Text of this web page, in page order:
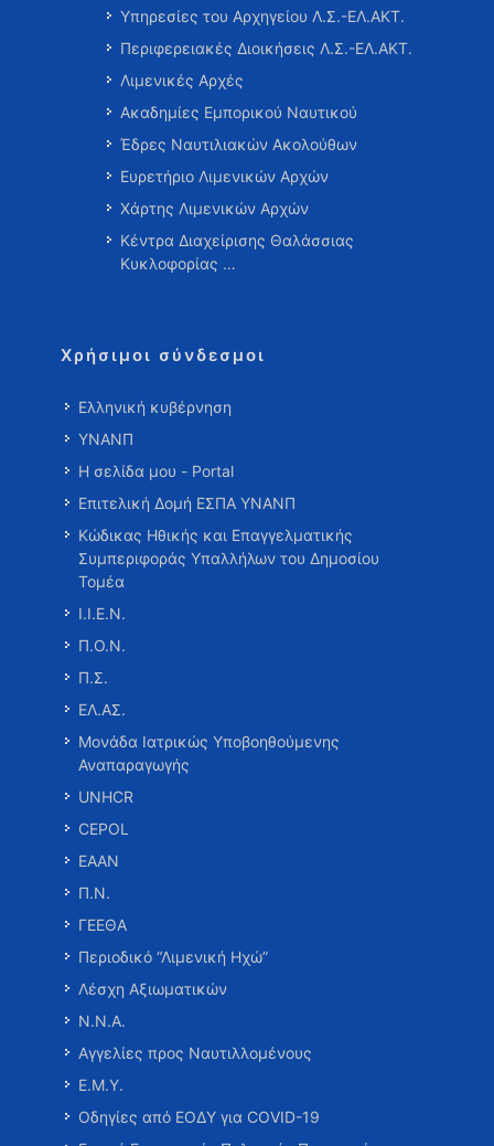
Υπηρεσίες του Αρχηγείου Λ.Σ.-ΕΛ.ΑΚΤ.
Περιφερειακές Διοικήσεις Λ.Σ.-ΕΛ.ΑΚΤ.
Λιμενικές Αρχές
Ακαδημίες Εμπορικού Ναυτικού
Έδρες Ναυτιλιακών Ακολούθων
Ευρετήριο Λιμενικών Αρχών
Χάρτης Λιμενικών Αρχών
Κέντρα Διαχείρισης Θαλάσσιας
Κυκλοφορίας …
Χρήσιμοι σύνδεσμοι
Ελληνική κυβέρνηση
ΥΝΑΝΠ
Η σελίδα μου - Portal
Επιτελική Δομή ΕΣΠΑ ΥΝΑΝΠ
Κώδικας Ηθικής και Επαγγελματικής
Συμπεριφοράς Υπαλλήλων του Δημοσίου
Τομέα
Ι.Ι.Ε.Ν.
Π.Ο.Ν.
Π.Σ.
ΕΛ.ΑΣ.
Μονάδα Ιατρικώς Υποβοηθούμενης
Αναπαραγωγής
UNHCR
CEPOL
ΕΑΑΝ
Π.Ν.
ΓΕΕΘΑ
Περιοδικό “Λιμενική Ηχώ”
Λέσχη Αξιωματικών
Ν.Ν.Α.
Αγγελίες προς Ναυτιλλομένους
Ε.Μ.Υ.
Οδηγίες από ΕΟΔΥ για COVID-19